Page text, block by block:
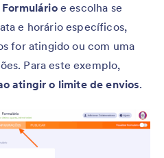
e escolha se
e horário específicos,
for atingido ou com uma
Para este exemplo,
atingir o limite de envios.